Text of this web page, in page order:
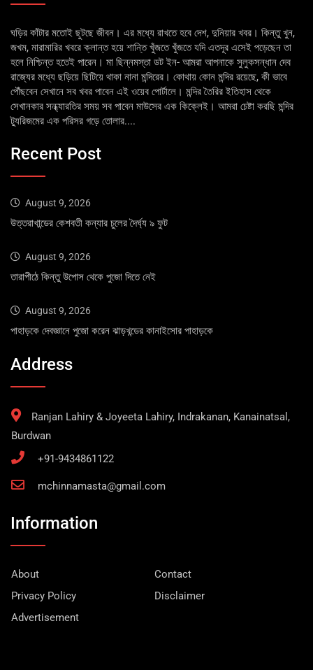
ঘড়ির কাঁটার মতোই ছুটছে জীবন। এর মধ্যে রাখতে হবে দেশ, দুনিয়ার খবর। কিন্তু খুন,
জখম, মারামারির খবরে ক্লান্ত হয়ে শান্তি খুঁজতে খুঁজতে যদি এতদূর এসেই পড়েছেন তা
হলে নিশ্চিন্ত হতেই পারেন। মা ছিন্নমস্তা ডট ইন- আমরা আপনাকে সুলুকসন্ধান দেব
রাজ্যের মধ্যে ছড়িয়ে ছিটিয়ে থাকা নানা মন্দিরের। কোথায় কোন মন্দির রয়েছে, কী ভাবে
পৌঁছবেন সেখানে সব খবর পাবেন এই ওয়েব পোর্টালে। মন্দির তৈরির ইতিহাস থেকে
সেখানকার সন্ধ্যারতির সময় সব পাবেন মাউসের এক কিক্লেই। আমরা চেষ্টা করছি মন্দির
ট্যুরিজমের এক পরিসর গড়ে তোলার....
Recent Post
August 9, 2026
উত্তরাখান্ডের কেশবতী কন্যার চুলের দৈর্ঘ্য ৯ ফুট
August 9, 2026
তারাপীঠে কিন্তু উপোস থেকে পুজো দিতে নেই
August 9, 2026
পাহাড়কে দেবজ্ঞানে পুজো করেন ঝাড়খন্ডের কানাইসোর পাহাড়কে
Address
Ranjan Lahiry & Joyeeta Lahiry, Indrakanan, Kanainatsal,
Burdwan
+91-9434861122
mchinnamasta@gmail.com
Information
About
Contact
Privacy Policy
Disclaimer
Advertisement